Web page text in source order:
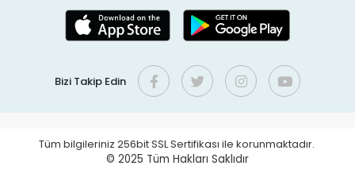
Bizi Takip Edin
Tüm bilgileriniz 256bit SSL Sertifikası ile korunmaktadır.
© 2025 Tüm Hakları Saklıdır